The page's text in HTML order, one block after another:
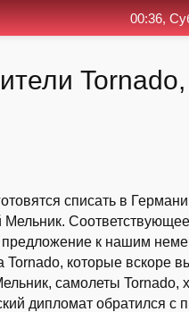
Tornado,
списать в
предложение к нашим
которые вскоре
самолеты
дипломат обратился с
00:36,